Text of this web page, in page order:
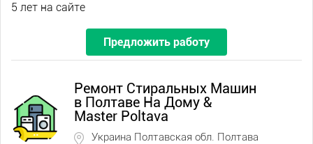
5 лет на сайте
Предложить работу
Ремонт Стиральных Машин
в Полтаве На Дому &
Master Poltava
Украина Полтавская обл. Полтава